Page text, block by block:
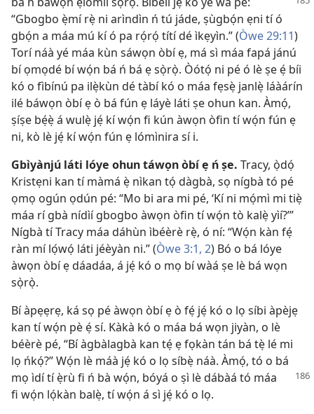
“Gbogbo ẹ̀mí rẹ̀ ni arìndìn ń tú jáde, ṣùgbọ́n ẹni tí ó
gbọ́n a máa mú kí ó pa rọ́rọ́ títí dé ìkẹyìn.” (Òwe 29:11)
Torí náà yé máa kùn sáwọn òbí ẹ, má sì máa fapá jánú
bí ọmọdé bí wọ́n bá ń bá ẹ sọ̀rọ̀. Òótọ́ ni pé ó lè ṣe ẹ́ bíi
kó o fìbínú pa ilẹ̀kùn dé tàbí kó o máa fẹsẹ̀ janlẹ̀ láàárín
ilé báwọn òbí ẹ ò bá fún ẹ láyè láti ṣe ohun kan. Àmọ́,
ṣíṣe bẹ́ẹ̀ á wulẹ̀ jẹ́ kí wọ́n fi kún àwọn òfin tí wọ́n fún ẹ
ni, kò lè jẹ́ kí wọ́n fún ẹ lómìnira sí i.
Gbìyànjú láti lóye ohun táwọn òbí ẹ ń ṣe. Tracy, ọ̀dọ́
Kristẹni kan tí màmá ẹ̀ nìkan tọ́ dàgbà, sọ nígbà tó pé
ọmọ ogún ọdún pé: “Mo bi ara mi pé, ‘Kí ni mọ́mì mi tiẹ̀
máa rí gbà nídìí gbogbo àwọn òfin tí wọ́n tò kalẹ̀ yìí?’”
Nígbà tí Tracy máa dáhùn ìbéèrè rẹ̀, ó ní: “Wọ́n kàn fẹ́
ràn mí lọ́wọ́ láti jéèyàn ni.” (Òwe 3:1, 2) Bó o bá lóye
àwọn òbí ẹ dáadáa, á jẹ́ kó o mọ bí wàá ṣe lè bá wọn
sọ̀rọ̀.
Bí àpẹẹrẹ, ká sọ pé àwọn òbí ẹ ò fẹ́ jẹ́ kó o lọ síbi àpèjẹ
kan tí wọ́n pè ẹ́ sí. Kàkà kó o máa bá wọn jiyàn, o lè
béèrè pé, “Bí àgbàlagbà kan tẹ́ ẹ fọkàn tán bá tẹ̀ lé mi
lọ ńkọ́?” Wọ́n lè máà jẹ́ kó o lọ síbẹ̀ náà. Àmọ́, tó o bá
mọ ìdí tí ẹ̀rù fi ń bà wọ́n, bóyá o ṣì lè dábàá tó máa
fi wọ́n lọ́kàn balẹ̀, tí wọ́n á sì jẹ́ kó o lọ.